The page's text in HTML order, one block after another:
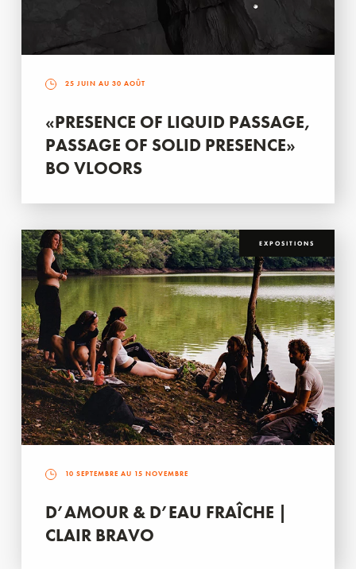
25 JUIN AU 30 AOÛT
«PRESENCE OF LIQUID PASSAGE,
PASSAGE OF SOLID PRESENCE»
BO VLOORS
EXPOSITIONS
10 SEPTEMBRE AU 15 NOVEMBRE
D’AMOUR & D’EAU FRAÎCHE |
CLAIR BRAVO